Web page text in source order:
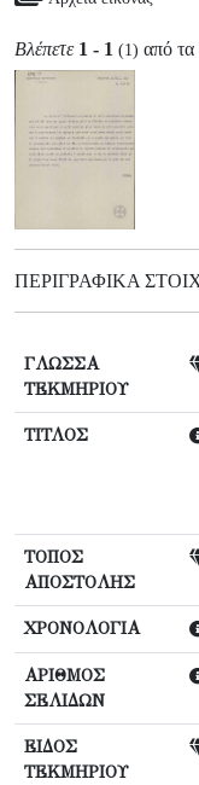
Βλέπετε 1 - 1 (1) από τα
ΠΕΡΙΓΡΑΦΙΚΆ
ΓΛΩΣΣΑ
ΤΕΚΜΗΡΙΟΥ
ΤΙΤΛΟΣ
ΤΟΠΟΣ
ΑΠΟΣΤΟΛΗΣ
ΧΡΟΝΟΛΟΓΙΑ
ΑΡΙΘΜΟΣ
ΣΕΛΙΔΩΝ
ΕΙΔΟΣ
ΤΕΚΜΗΡΙΟΥ